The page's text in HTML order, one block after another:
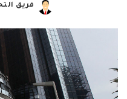
Posted
فريق